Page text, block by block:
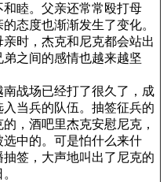
睦。父亲还常常殴打母
态度也渐渐发生了变化。
时，杰克和尼克都会站出
之间的感情也越来越坚
战场已经打了很久了，成
当兵的队伍。抽签征兵的
，酒吧里杰克安慰尼克，
中的。可是怕什么来什
签，大声地叫出了尼克的